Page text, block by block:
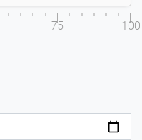
75 100